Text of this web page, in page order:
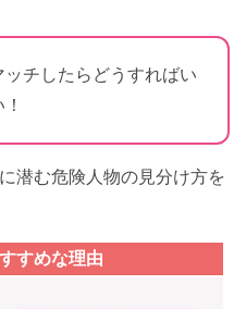
ッチしたらどうすればい
潜む危険人物の見分け方を
すめな理由